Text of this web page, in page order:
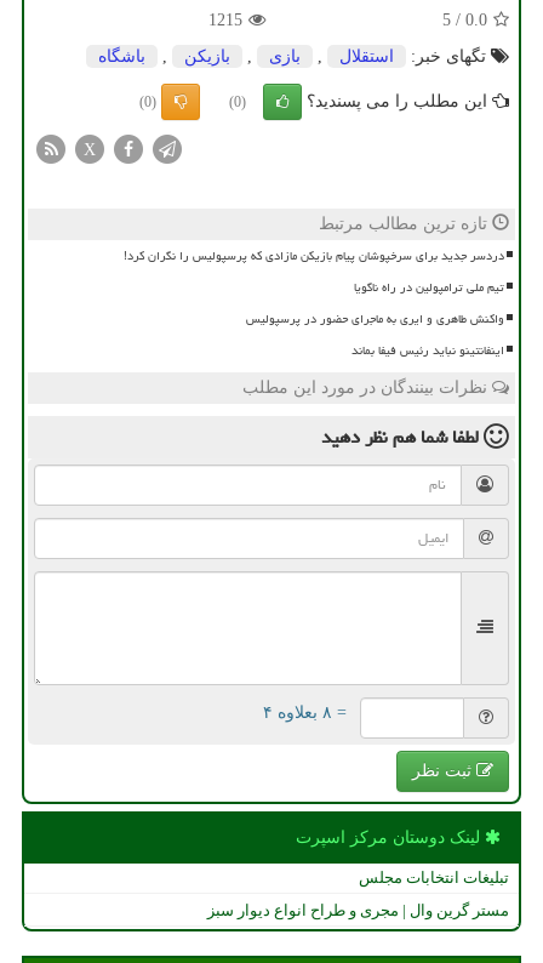
0.0
/
5
1215
تگهای خبر:
استقلال بازی بازیكن باشگاه
این مطلب را می پسندید؟ (0)
(0)
X
تازه ترین مطالب مرتبط
دردسر جدید برای سرخپوشان پیام بازیکن مازادی که پرسپولیس را نگران کرد!
تیم ملی ترامپولین در راه ناگویا
واکنش طاهری و ایری به ماجرای حضور در پرسپولیس
اینفانتینو نباید رئیس فیفا بماند
نظرات بینندگان در مورد این مطلب
لطفا شما همنظر دهید
= ۸ بعلاوه ۴
ثبت نظر
لینک دوستان مركز اسپرت
تبلیغات انتخابات مجلس
مستر گرین وال | مجری و طراح انواع دیوار سبز